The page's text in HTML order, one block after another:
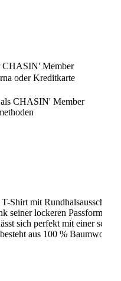
CHASIN' Member
oder Kreditkarte
CHASIN' Member
Shirt mit Rundhalsausschnitt
lockeren Passform sitzt
sich perfekt mit einer
aus 100 % Baumwolle.